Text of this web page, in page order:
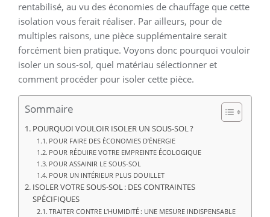
rentabilisé, au vu des économies de chauffage que cette
isolation vous ferait réaliser. Par ailleurs, pour de
multiples raisons, une pièce supplémentaire serait
forcément bien pratique. Voyons donc pourquoi vouloir
isoler un sous-sol, quel matériau sélectionner et
comment procéder pour isoler cette pièce.
Sommaire
POURQUOI VOULOIR ISOLER UN SOUS-SOL ?
POUR FAIRE DES ÉCONOMIES D’ÉNERGIE
POUR RÉDUIRE VOTRE EMPREINTE ÉCOLOGIQUE
POUR ASSAINIR LE SOUS-SOL
POUR UN INTÉRIEUR PLUS DOUILLET
ISOLER VOTRE SOUS-SOL : DES CONTRAINTES
SPÉCIFIQUES
TRAITER CONTRE L’HUMIDITÉ : UNE MESURE INDISPENSABLE